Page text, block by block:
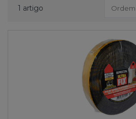
1 artigo